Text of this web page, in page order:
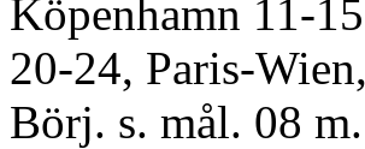
Köpenhamn 11-
20-24, Paris-
Börj. s. mål. 08